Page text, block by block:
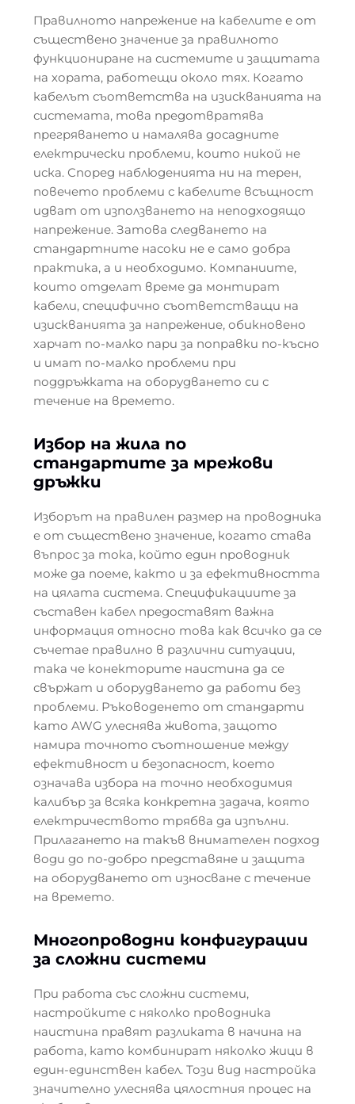
Правилното напрежение на кабелите е от
съществено значение за правилното
функциониране на системите и защитата
на хората, работещи около тях. Когато
кабелът съответства на изискванията на
системата, това предотвратява
прегряването и намалява досадните
електрически проблеми, които никой не
иска. Според наблюденията ни на терен,
повечето проблеми с кабелите всъщност
идват от използването на неподходящо
напрежение. Затова следването на
стандартните насоки не е само добра
практика, а и необходимо. Компаниите,
които отделат време да монтират
кабели, специфично съответстващи на
изискванията за напрежение, обикновено
харчат по-малко пари за поправки по-късно
и имат по-малко проблеми при
поддръжката на оборудването си с
течение на времето.
Избор на жила по
стандартите за мрежови
дръжки
Изборът на правилен размер на проводника
е от съществено значение, когато става
въпрос за тока, който един проводник
може да поеме, както и за ефективността
на цялата система. Спецификациите за
съставен кабел предоставят важна
информация относно това как всичко да се
съчетае правилно в различни ситуации,
така че конекторите наистина да се
свържат и оборудването да работи без
проблеми. Ръководенето от стандарти
като AWG улеснява живота, защото
намира точното съотношение между
ефективност и безопасност, което
означава избора на точно необходимия
калибър за всяка конкретна задача, която
електричеството трябва да изпълни.
Прилагането на такъв внимателен подход
води до по-добро представяне и защита
на оборудването от износване с течение
на времето.
Многопроводни конфигурации
за сложни системи
При работа със сложни системи,
настройките с няколко проводника
наистина правят разликата в начина на
работа, като комбинират няколко жици в
един-единствен кабел. Този вид настройка
значително улеснява цялостния процес на